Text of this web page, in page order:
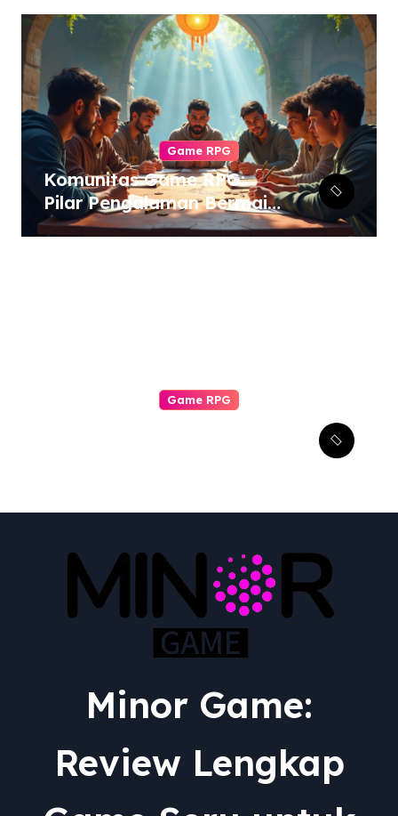
Game RPG
Komunitas Game RPG:
Pilar Pengalaman Bermain
yang Tak Tergantikan
Game RPG
Minor Game:
Review Lengkap